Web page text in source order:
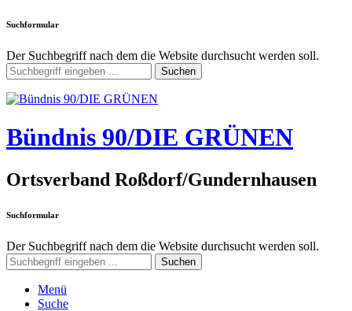
Suchformular
Der Suchbegriff nach dem die Website durchsucht werden soll.
Suchen
Bündnis 90/DIE GRÜNEN
Ortsverband Roßdorf/Gundernhausen
Suchformular
Der Suchbegriff nach dem die Website durchsucht werden soll.
Suchen
Menü
Suche